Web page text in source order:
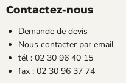
Contactez-nous
Demande de devis
Nous contacter par email
tél : 02 30 96 40 15
fax : 02 30 96 37 74